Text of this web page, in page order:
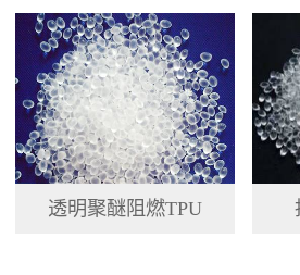
透明聚醚阻燃TPU